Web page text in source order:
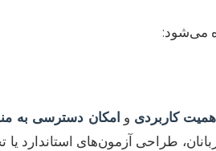
می‌شود:
اهمیت کاربردی و امکان دسترسی به
طراحی آزمون‌های استاندارد یا